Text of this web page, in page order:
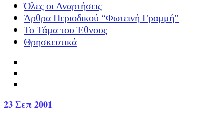
Όλες οι Αναρτήσεις
Άρθρα Περιοδικού “Φωτεινή Γραμμή”
Το Τάμα του Έθνους
Θρησκευτικά
23Σεπ 2001